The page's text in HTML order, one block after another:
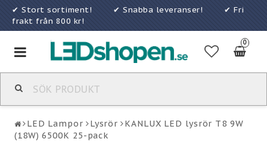
✔ Stort sortiment! ✔ Snabba leveranser! ✔ Fri
frakt från 800 kr!
0
Toggle
navigation
LED Lampor Lysrör
KANLUX LED lysrör T8 9W
(18W) 6500K 25-pack